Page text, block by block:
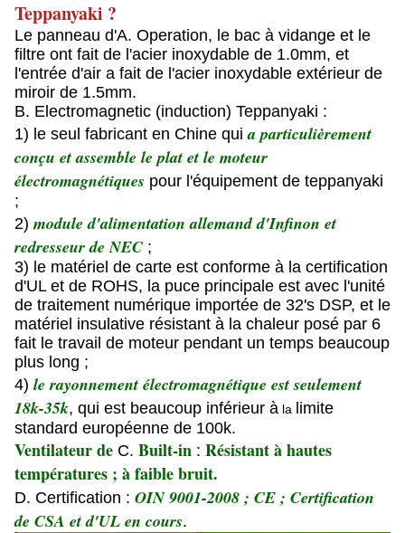
Teppanyaki ?
Le panneau d'A. Operation, le bac à vidange et le
filtre ont fait de l'acier inoxydable de 1.0mm, et
l'entrée d'air a fait de l'acier inoxydable extérieur de
miroir de 1.5mm.
B. Electromagnetic (induction) Teppanyaki :
1) le seul fabricant en Chine quia particulièrement
conçu et assemble le plat et le moteur
électromagnétiques pour l'équipement de teppanyaki
;
2) module d'alimentation allemand d'Infinon et
redresseur de NEC ;
3) le matériel de carte est conforme à la certification
d'UL et de ROHS, la puce principale est avec l'unité
de traitement numérique importée de 32's DSP, et le
matériel insulative résistant à la chaleur posé par 6
fait le travail de moteur pendant un temps beaucoup
plus long ;
4) le rayonnement électromagnétique est seulement
18k-35k, qui est beaucoup inférieur à la
limite
standard européenne de 100k.
Ventilateur de C. Built-in : Résistant à hautes
températures ; à faible bruit.
D. Certification : OIN 9001-2008 ; CE ; Certification
de CSA et d'UL en cours.